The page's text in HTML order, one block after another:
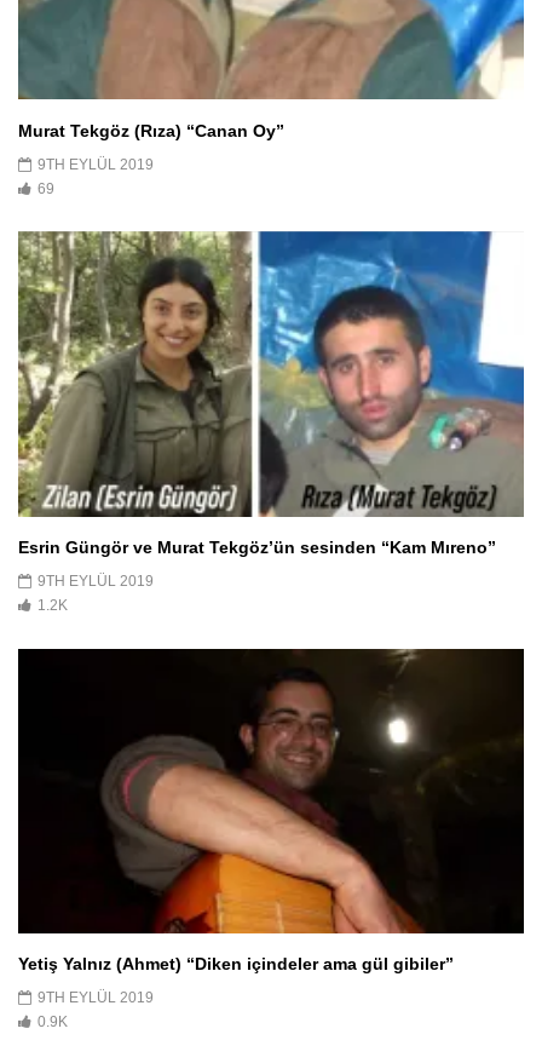
Murat Tekgöz (Rıza) “Canan Oy”
9TH EYLÜL 2019
69
Esrin Güngör ve Murat Tekgöz’ün sesinden “Kam Mıreno”
9TH EYLÜL 2019
1.2K
Yetiş Yalnız (Ahmet) “Diken içindeler ama gül gibiler”
9TH EYLÜL 2019
0.9K